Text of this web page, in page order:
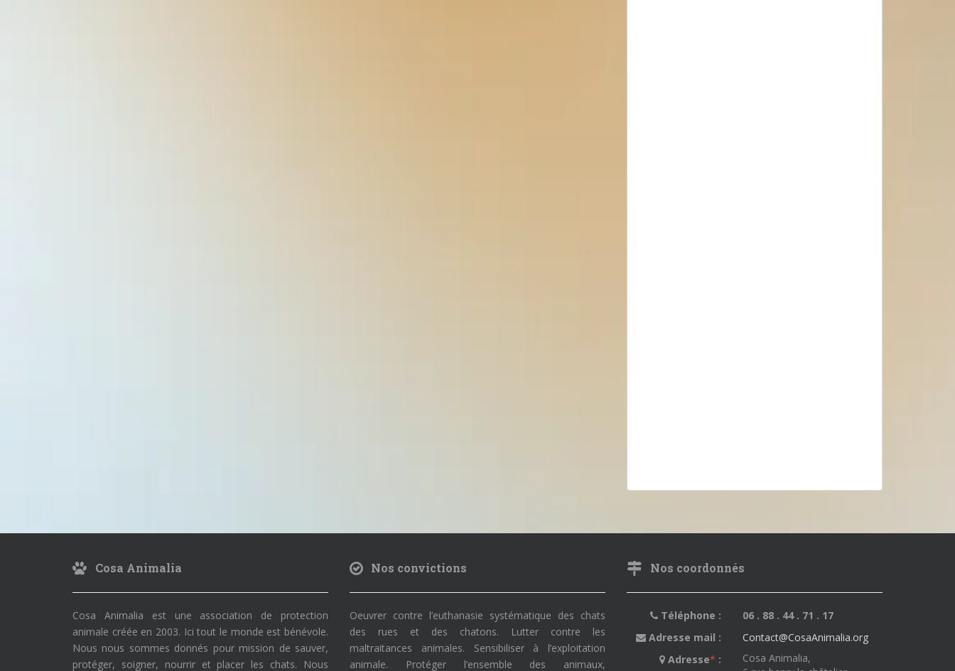
Cosa Animalia
Cosa Animalia est une association de protection
animale créée en 2003. Ici tout le monde est bénévole.
Nous nous sommes donnés pour mission de sauver,
protéger, soigner, nourrir et placer les chats. Nous
Nos convictions
Oeuvrer contre l’euthanasie systématique des chats
des rues et des chatons. Lutter contre les
maltraitances animales. Sensibiliser à l’exploitation
animale. Protéger l’ensemble des animaux,
Nos coordonnés
Téléphone :
06 . 88 . 44 . 71 . 17
Adresse mail :
Contact@CosaAnimalia.org
Adresse* :
Cosa Animalia,